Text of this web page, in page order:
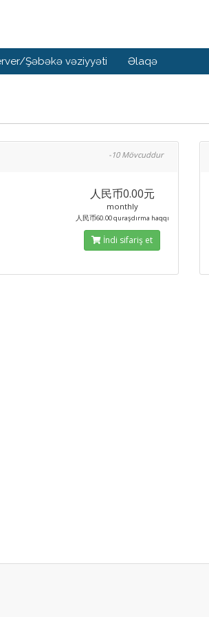
Şəbəkə vəziyyəti Əlaqə
-10 Mövcuddur
人民币0.00元
monthly
人民币60.00 quraşdırma haqqı
İndi sifariş et